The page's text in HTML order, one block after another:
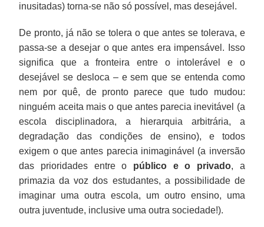
inusitadas) torna-se não só possível, mas desejável.
De pronto, já não se tolera o que antes se tolerava, e
passa-se a desejar o que antes era impensável. Isso
significa que a fronteira entre o intolerável e o
desejável se desloca – e sem que se entenda como
nem por quê, de pronto parece que tudo mudou:
ninguém aceita mais o que antes parecia inevitável (a
escola disciplinadora, a hierarquia arbitrária, a
degradação das condições de ensino), e todos
exigem o que antes parecia inimaginável (a inversão
das prioridades entre o público e o privado, a
primazia da voz dos estudantes, a possibilidade de
imaginar uma outra escola, um outro ensino, uma
outra juventude, inclusive uma outra sociedade!).